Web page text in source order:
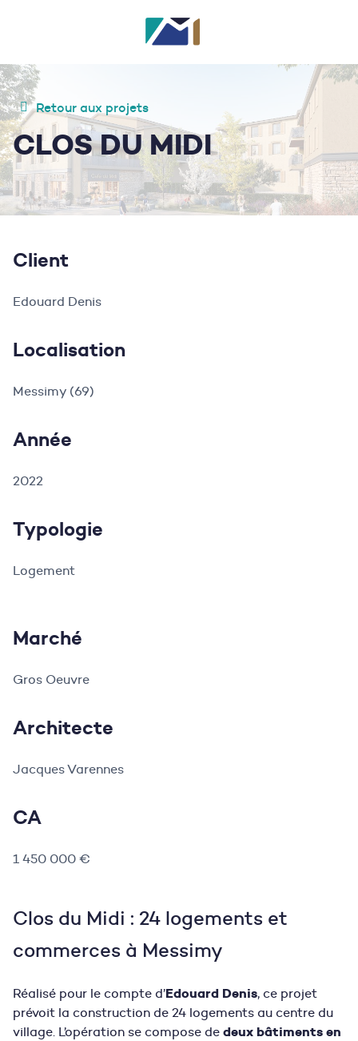
Retour aux projets
CLOS DU MIDI
Client
Edouard Denis
Localisation
Messimy (69)
Année
2022
Typologie
Logement
Marché
Gros Oeuvre
Architecte
Jacques Varennes
CA
1 450 000 €
Clos du Midi : 24 logements et
commerces à Messimy
Réalisé pour le compte d’Edouard Denis, ce projet
prévoit la construction de 24 logements au centre du
village. L’opération se compose de deux bâtiments en